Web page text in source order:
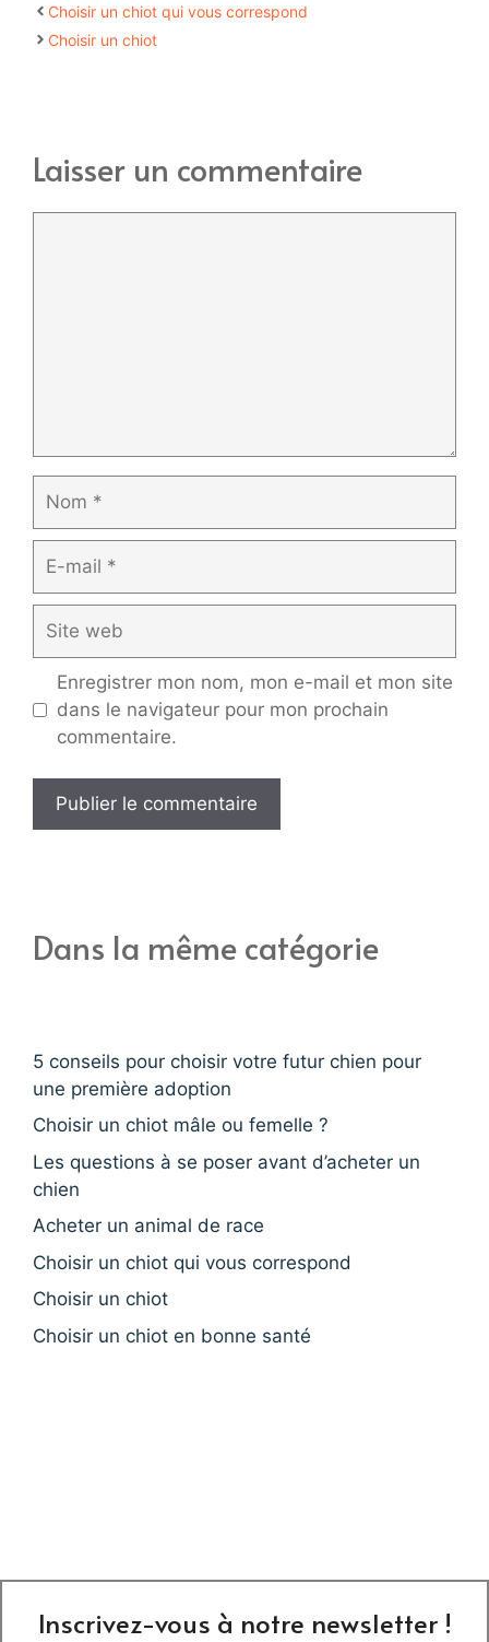
Choisir un chiot qui vous correspond
Choisir un chiot
Laisser un commentaire
mail
web
Enregistrer mon nom, mon e-mail et mon site
dans le navigateur pour mon prochain
commentaire.
Dans la même catégorie
5 conseils pour choisir votre futur chien pour
une première adoption
Choisir un chiot mâle ou femelle ?
Les questions à se poser avant d’acheter un
chien
Acheter un animal de race
Choisir un chiot qui vous correspond
Choisir un chiot
Choisir un chiot en bonne santé
Inscrivez-vous à notre newsletter !